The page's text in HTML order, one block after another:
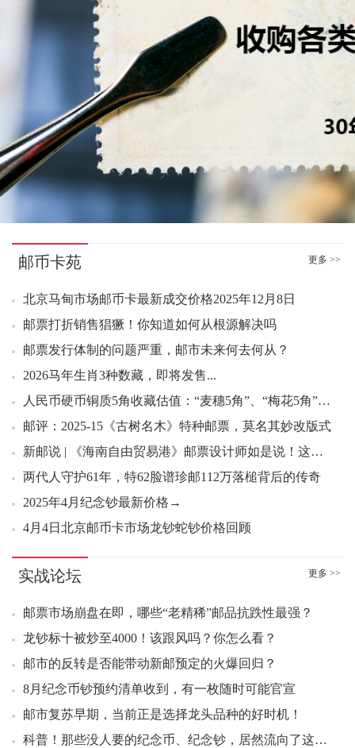
11：03 封神演义一小型张好品112.00元成交20张
11：04 中国梦三小全张（互动金标）好品1313.00元成交2刀
11：16 四轮马赠送版好品10.20元成交200版
11：18 中国梦三小全张（互动金标）好品1315.00元成交2刀
11：18 99年万国邮联小型张（互动金标）好品385.00元成交1整盒
11：18 双联白片（大全套）好品390.00元成交10套
11：18 冬奥会竞赛场馆小型张好品4.80元成交153张
11：19 中国梦三小全张（互动金标）好品1316.00元成交1刀
11：22 莫高窟二小型张好品9.00元成交24张
11：29 中国梦三小全张（互动金标）好品1320.00元成交2刀
11：32 中国梦三小全张（互动金标）好品1325.00元成交2刀
11：34 洞庭湖小型张原封7.58元成交200张
11：36 中国梦三小全张（互动金标）好品1320.00元成交2刀
11：40 中国梦三小全张（互动金标）好品1330.00元成交1刀
11：42 中国梦三小全张（互动金标）好品1340.00元成交2刀
11：43 24年亚展小型张好品5.80元成交40张
11：44 张仲景小型张（评级版）好品1010.00元成交3刀
11：45 洞庭湖小型张（评级版）好品1050.00元成交3张
11：47 张仲景小型张（评级版）好品1030.00元成交3刀
11：49 中国梦三小全张（互动金标）好品1349.00元成交1刀
11：53 农大建校一百二十周年套票好品3.50元成交200套
11：57 中国梦三小全张（互动金标）好品1400.00元成交2刀
11：59 封神演义二套票好品6.00元成交48套
--------------------------------------------------------------
00：04 中国梦三小全张（互动金标）好品1310.00元成交2刀
00：07 货郎图小型张好品8.80元成交1300张
邮币卡苑 更多 >>
北京马甸市场邮币卡最新成交价格2025年12月8日
邮票打折销售猖獗！你知道如何从根源解决吗
邮票发行体制的问题严重，邮市未来何去何从？
2026马年生肖3种数藏，即将发售...
人民币硬币铜质5角收藏估值：“麦穗5角”、“梅花5角”和“荷花5角”
邮评：2025-15《古树名木》特种邮票，莫名其妙改版式
新邮说 | 《海南自由贸易港》邮票设计师如是说！这样的设计“邮”你来评说>>>
两代人守护61年，特62脸谱珍邮112万落槌背后的传奇
2025年4月纪念钞最新价格→
4月4日北京邮币卡市场龙钞蛇钞价格回顾
实战论坛 更多 >>
邮票市场崩盘在即，哪些“老精稀”邮品抗跌性最强？
龙钞标十被炒至4000！该跟风吗？你怎么看？
邮市的反转是否能带动新邮预定的火爆回归？
8月纪念币钞预约清单收到，有一枚随时可能官宣
邮市复苏早期，当前正是选择龙头品种的好时机！
科普！那些没人要的纪念币、纪念钞，居然流向了这里！